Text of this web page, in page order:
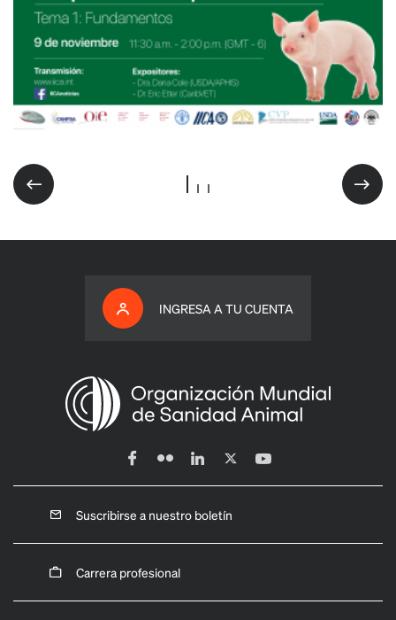
INGRESA A TU CUENTA
Suscribirse a nuestro boletín
Carrera profesional